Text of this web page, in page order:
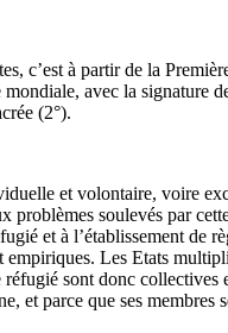
c’est à partir de la
avec la signature
(2°).
et volontaire, voire
soulevés par
et à l’établissement de
Les Etats
sont donc
et parce que ses